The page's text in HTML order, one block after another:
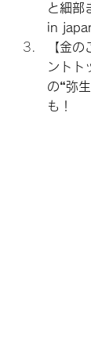
と細部
in
【金
ントト
の“弥
も！